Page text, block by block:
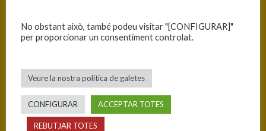
Equip T
C.B. Blanes
PISTA
No obstant això, també podeu visitar "[CONFIGURAR]"
per proporcionar un consentiment controlat.
Veure la nostra política de galetes
CONFIGURAR ACCEPTAR TOTES
REBUTJAR TOTES